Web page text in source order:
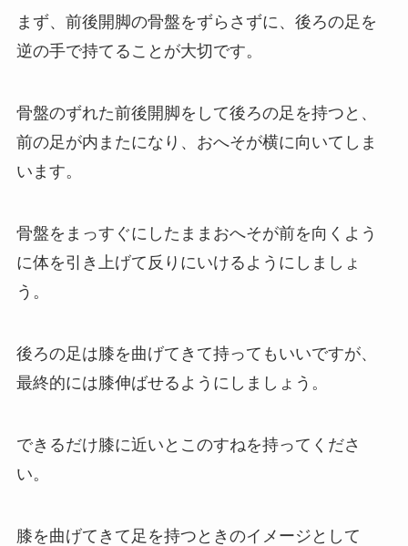
まず、前後開脚の骨盤をずらさずに、後ろの足を
逆の手で持てることが大切です。
骨盤のずれた前後開脚をして後ろの足を持つと、
前の足が内またになり、おへそが横に向いてしま
います。
骨盤をまっすぐにしたままおへそが前を向くよう
に体を引き上げて反りにいけるようにしましょ
う。
後ろの足は膝を曲げてきて持ってもいいですが、
最終的には膝伸ばせるようにしましょう。
できるだけ膝に近いとこのすねを持ってくださ
い。
膝を曲げてきて足を持つときのイメージとして